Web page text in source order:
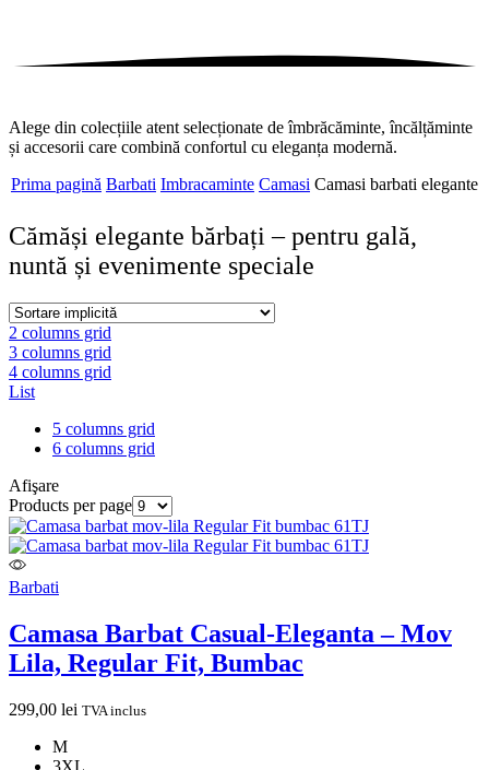
Alege din colecțiile atent selecționate de îmbrăcăminte, încălțăminte
și accesorii care combină confortul cu eleganța modernă.
Prima pagină Barbati Imbracaminte Camasi Camasi barbati elegante
Cămăși elegante bărbați – pentru gală,
nuntă și evenimente speciale
2 columns grid
3 columns grid
4 columns grid
List
5 columns grid
6 columns grid
Afişare
Products per page
Barbati
Camasa Barbat Casual-Eleganta – Mov
Lila, Regular Fit, Bumbac
299,00 lei TVA inclus
M
3XL